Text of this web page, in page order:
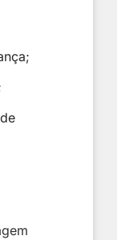
;